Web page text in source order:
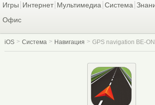
Игры Интернет Мультимедиа Система
Офис
iOS Система Навигация GPS navigation BE-